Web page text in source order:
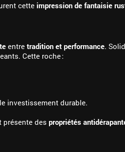
cette impression de fantaisie
entre tradition et performance.
Cette roche :
investissement durable.
présente des propriétés